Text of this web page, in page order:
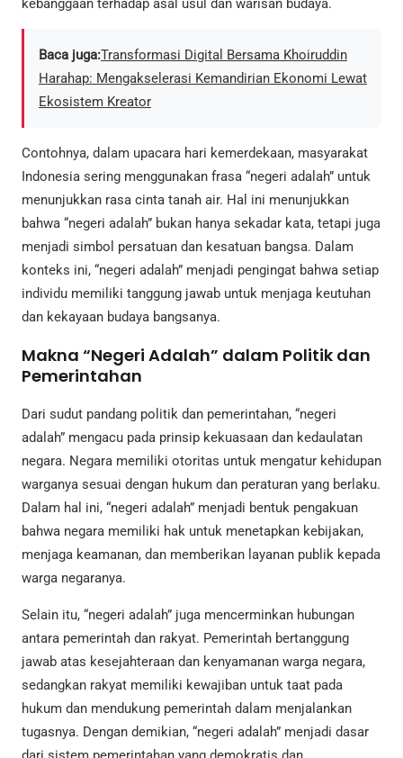
kebanggaan terhadap asal usul dan warisan budaya.
Baca juga:​Transformasi Digital Bersama Khoiruddin
Harahap: Mengakselerasi Kemandirian Ekonomi Lewat
Ekosistem Kreator
Contohnya, dalam upacara hari kemerdekaan, masyarakat
Indonesia sering menggunakan frasa “negeri adalah” untuk
menunjukkan rasa cinta tanah air. Hal ini menunjukkan
bahwa “negeri adalah” bukan hanya sekadar kata, tetapi juga
menjadi simbol persatuan dan kesatuan bangsa. Dalam
konteks ini, “negeri adalah” menjadi pengingat bahwa setiap
individu memiliki tanggung jawab untuk menjaga keutuhan
dan kekayaan budaya bangsanya.
Makna “Negeri Adalah” dalam Politik dan
Pemerintahan
Dari sudut pandang politik dan pemerintahan, “negeri
adalah” mengacu pada prinsip kekuasaan dan kedaulatan
negara. Negara memiliki otoritas untuk mengatur kehidupan
warganya sesuai dengan hukum dan peraturan yang berlaku.
Dalam hal ini, “negeri adalah” menjadi bentuk pengakuan
bahwa negara memiliki hak untuk menetapkan kebijakan,
menjaga keamanan, dan memberikan layanan publik kepada
warga negaranya.
Selain itu, “negeri adalah” juga mencerminkan hubungan
antara pemerintah dan rakyat. Pemerintah bertanggung
jawab atas kesejahteraan dan kenyamanan warga negara,
sedangkan rakyat memiliki kewajiban untuk taat pada
hukum dan mendukung pemerintah dalam menjalankan
tugasnya. Dengan demikian, “negeri adalah” menjadi dasar